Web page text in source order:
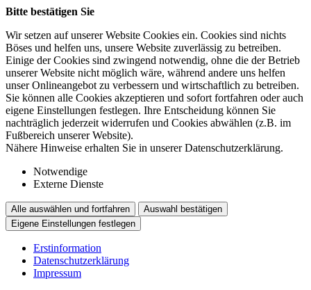
Bitte bestätigen Sie
Wir setzen auf unserer Website Cookies ein. Cookies sind nichts
Böses und helfen uns, unsere Website zuverlässig zu betreiben.
Einige der Cookies sind zwingend notwendig, ohne die der Betrieb
unserer Website nicht möglich wäre, während andere uns helfen
unser Onlineangebot zu verbessern und wirtschaftlich zu betreiben.
Sie können alle Cookies akzeptieren und sofort fortfahren oder auch
eigene Einstellungen festlegen. Ihre Entscheidung können Sie
nachträglich jederzeit widerrufen und Cookies abwählen (z.B. im
Fußbereich unserer Website).
Nähere Hinweise erhalten Sie in unserer Datenschutzerklärung.
Notwendige
Externe Dienste
Alle auswählen und fortfahren
Auswahl bestätigen
Eigene Einstellungen festlegen
Erstinformation
Datenschutzerklärung
Impressum